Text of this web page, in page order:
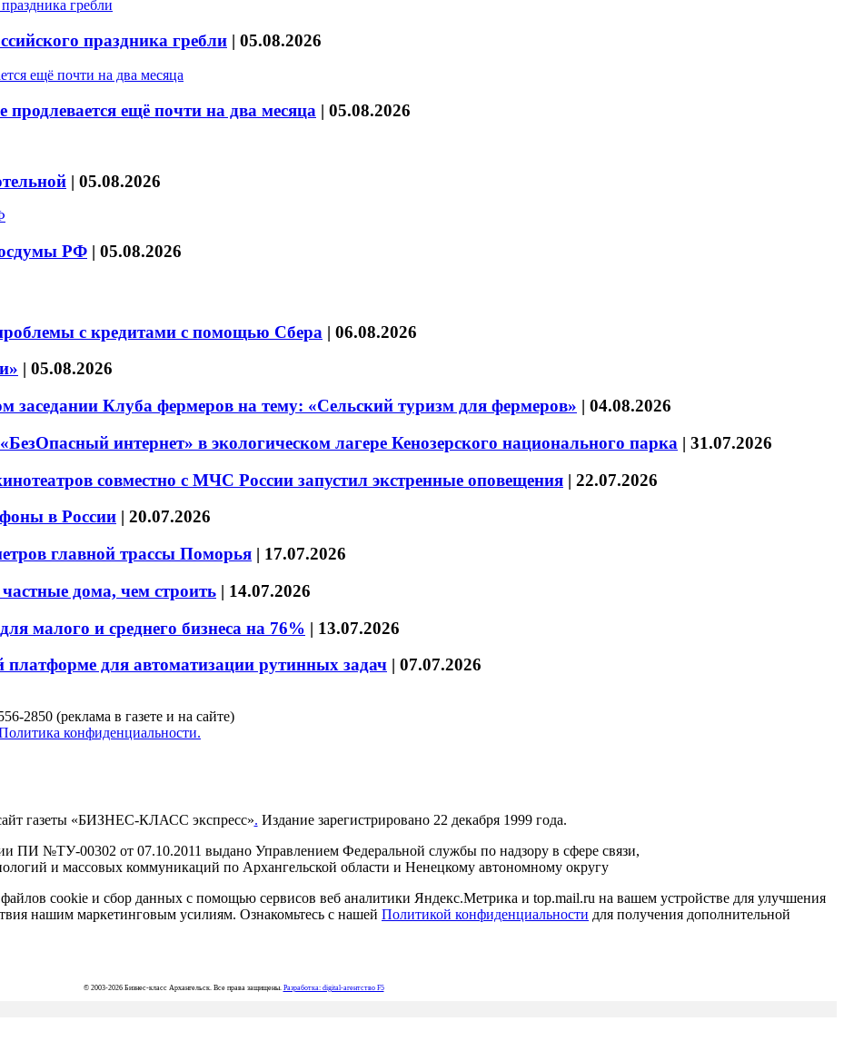
праздника гребли | 05.08.2026
ещё почти на два месяца | 05.08.2026
| 05.08.2026
РФ | 05.08.2026
с кредитами с помощью Сбера | 06.08.2026
| 05.08.2026
Клуба фермеров на тему: «Сельский туризм для фермеров» | 04.08.2026
интернет» в экологическом лагере Кенозерского национального парка | 31.07.2026
совместно с МЧС России запустил экстренные оповещения | 22.07.2026
в России | 20.07.2026
главной трассы Поморья | 17.07.2026
дома, чем строить | 14.07.2026
малого и среднего бизнеса на 76% | 13.07.2026
для автоматизации рутинных задач | 07.07.2026
2850 (реклама в газете и на сайте)
конфиденциальности.
газеты «БИЗНЕС-КЛАСС экспресс». Издание зарегистрировано 22 декабря 1999 года.
ПИ №ТУ-00302 от 07.10.2011 выдано Управлением Федеральной службы по надзору в сфере связи,
и массовых коммуникаций по Архангельской области и Ненецкому автономному округу
cookie и сбор данных с помощью сервисов веб аналитики Яндекс.Метрика и top.mail.ru на вашем устройстве для улучшения
нашим маркетинговым усилиям. Ознакомьтесь с нашей Политикой конфиденциальности для получения дополнительной
© 2003-2026 Бизнес-класс Архангельск. Все права защищены. Разработка: digital-агентство F5